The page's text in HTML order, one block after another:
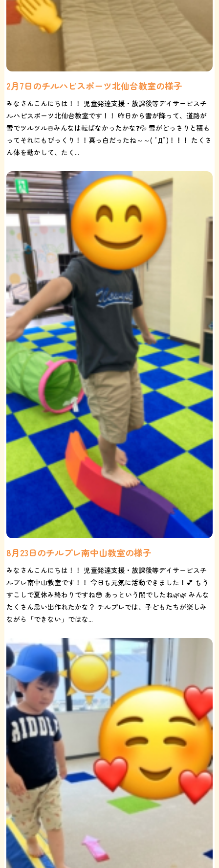
2月7日のチルハピスポーツ北仙台教室の様子
みなさんこんにちは！！ 児童発達支援・放課後等デイサービスチ
ルハピスポーツ北仙台教室です！！ 昨日から雪が降って、道路が
雪でツルツル☃️みんなは転ばなかったかな❓💦 雪がどっさりと積も
ってそれにもびっくり！！真っ白だったね～～( ﾟДﾟ)！！！ たくさ
ん体を動かして、たく...
8月23日のチルプレ南中山教室の様子
みなさんこんにちは！！ 児童発達支援・放課後等デイサービスチ
ルプレ南中山教室です！！ 今日も元気に活動できました！💕 もう
すこしで夏休み終わりですね😳 あっという間でしたね🌿🌿 みんな
たくさん思い出作れたかな？ チルプレでは、子どもたちが楽しみ
ながら「できない」ではな...